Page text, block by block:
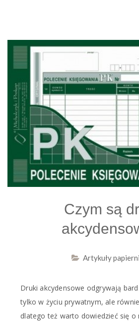
Czym są
Artykuły
Druki akcydensowe odgrywają
tylko w życiu prywatnym, ale
dlatego też warto dowiedzieć się o